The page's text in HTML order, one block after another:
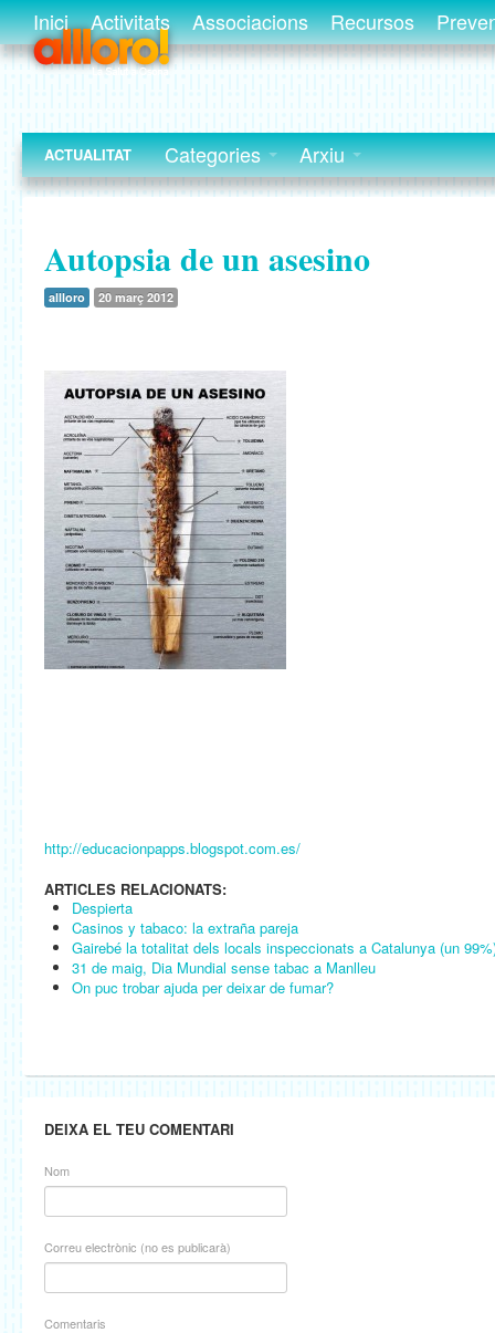
Inici Activitats Associacions Recursos
ACTUALITAT Categories Arxiu
Autopsia de un asesino
allloro 20 març 2012
http://educacionpapps.blogspot.com.es/
ARTICLES RELACIONATS:
Despierta
Casinos y tabaco: la extraña pareja
Gairebé la totalitat dels locals inspeccionats a Catalunya (un
31 de maig, Dia Mundial sense tabac a Manlleu
On puc trobar ajuda per deixar de fumar?
DEIXA EL TEU COMENTARI
Nom
Correu electrònic (no es publicarà)
Comentaris